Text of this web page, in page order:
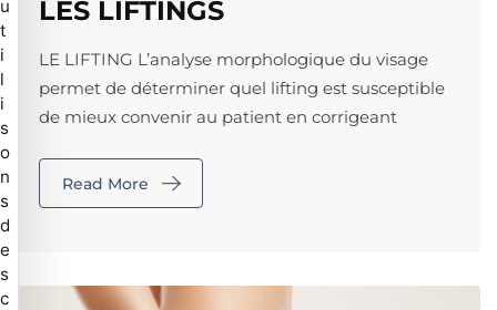
LES LIFTINGS
LE LIFTING L’analyse morphologique du visage
permet de déterminer quel lifting est susceptible
de mieux convenir au patient en corrigeant
Read More
u
t
i
l
i
s
o
n
s
d
e
s
c